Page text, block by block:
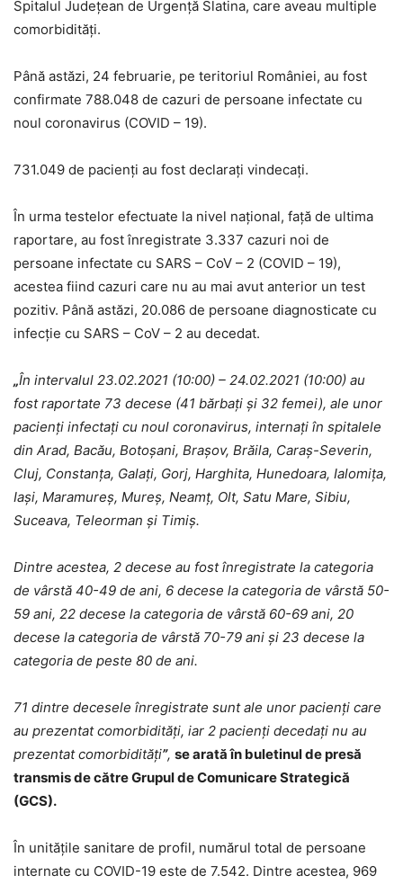
Spitalul Județean de Urgență Slatina, care aveau multiple
comorbidităţi.
Până astăzi, 24 februarie, pe teritoriul României, au fost
confirmate 788.048 de cazuri de persoane infectate cu
noul coronavirus (COVID – 19).
731.049 de pacienți au fost declarați vindecați.
În urma testelor efectuate la nivel național, față de ultima
raportare, au fost înregistrate 3.337 cazuri noi de
persoane infectate cu SARS – CoV – 2 (COVID – 19),
acestea fiind cazuri care nu au mai avut anterior un test
pozitiv. Până astăzi, 20.086 de persoane diagnosticate cu
infecție cu SARS – CoV – 2 au decedat.
„În intervalul 23.02.2021 (10:00) – 24.02.2021 (10:00) au
fost raportate 73 decese (41 bărbați și 32 femei), ale unor
pacienți infectați cu noul coronavirus, internați în spitalele
din Arad, Bacău, Botoșani, Brașov, Brăila, Caraș-Severin,
Cluj, Constanța, Galați, Gorj, Harghita, Hunedoara, Ialomița,
Iași, Maramureș, Mureș, Neamț, Olt, Satu Mare, Sibiu,
Suceava, Teleorman și Timiș.
Dintre acestea, 2 decese au fost înregistrate la categoria
de vârstă 40-49 de ani, 6 decese la categoria de vârstă 50-
59 ani, 22 decese la categoria de vârstă 60-69 ani, 20
decese la categoria de vârstă 70-79 ani și 23 decese la
categoria de peste 80 de ani.
71 dintre decesele înregistrate sunt ale unor pacienți care
au prezentat comorbidități, iar 2 pacienți decedați nu au
prezentat comorbidități”, se arată în buletinul de presă
transmis de către Grupul de Comunicare Strategică
(GCS).
În unitățile sanitare de profil, numărul total de persoane
internate cu COVID-19 este de 7.542. Dintre acestea, 969